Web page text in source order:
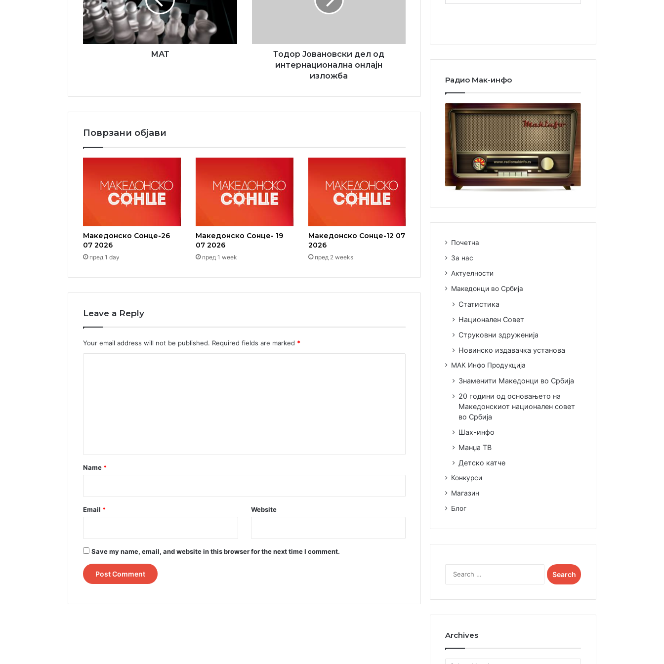
МАТ
Тодор Јовановски дел од
интернационална онлајн
изложба
Поврзани објави
Македонско Сонце-26
07 2026
пред 1 day
Македонско Сонце- 19
07 2026
пред 1 week
Македонско Сонце-12 07
2026
пред 2 weeks
Leave a Reply
Your email address will not be published. Required fields are marked *
*
Name *
Email * Website
Save my name, email, and website in this browser for the next time I comment.
Радио Мак-инфо
Почетна
За нас
Актуелности
Македонци во Србија
Статистика
Национален Совет
Струковни здруженија
Новинско издавачка установа
МАК Инфо Продукција
Знаменити Македонци во Србија
20 години од основањето на
Македонскиот национален совет
во Србија
Шах-инфо
Манџа ТВ
Детско катче
Конкурси
Магазин
Блог
Search
for:
Archives